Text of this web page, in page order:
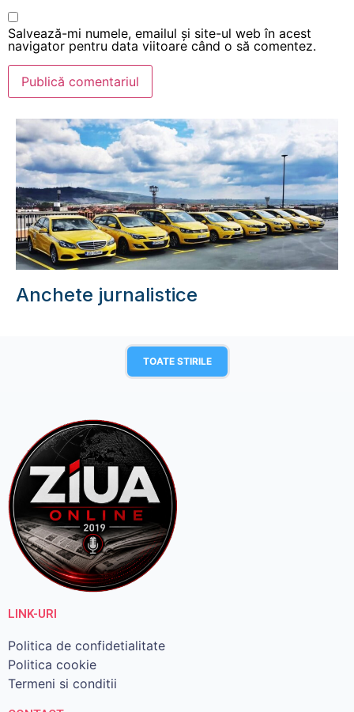
Salvează-mi numele, emailul și site-ul web în acest
navigator pentru data viitoare când o să comentez.
Anchete jurnalistice
TOATE STIRILE
LINK-URI
Politica de confidetialitate
Politica cookie
Termeni si conditii